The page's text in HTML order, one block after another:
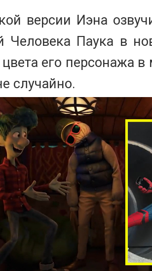
версии Иэна
Человека Паука в
его персонажа
случайно.